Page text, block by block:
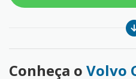
Conheça o Volvo